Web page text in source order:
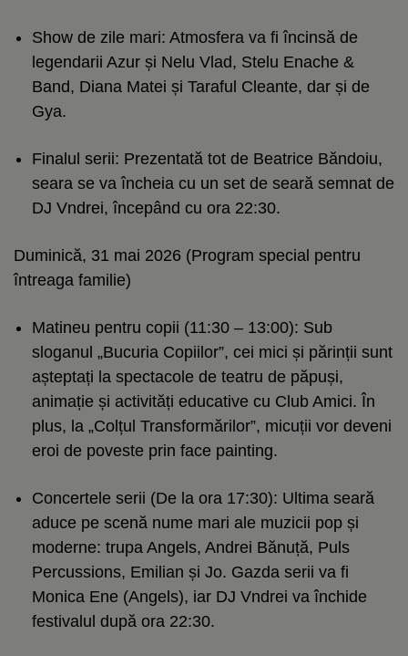
Show de zile mari: Atmosfera va fi încinsă de
legendarii Azur și Nelu Vlad, Stelu Enache &
Band, Diana Matei și Taraful Cleante, dar și de
Gya.
Finalul serii: Prezentată tot de Beatrice Băndoiu,
seara se va încheia cu un set de seară semnat de
DJ Vndrei, începând cu ora 22:30.
Duminică, 31 mai 2026 (Program special pentru
întreaga familie)
Matineu pentru copii (11:30 – 13:00): Sub
sloganul „Bucuria Copiilor”, cei mici și părinții sunt
așteptați la spectacole de teatru de păpuși,
animație și activități educative cu Club Amici. În
plus, la „Colțul Transformărilor”, micuții vor deveni
eroi de poveste prin face painting.
Concertele serii (De la ora 17:30): Ultima seară
aduce pe scenă nume mari ale muzicii pop și
moderne: trupa Angels, Andrei Bănuță, Puls
Percussions, Emilian și Jo. Gazda serii va fi
Monica Ene (Angels), iar DJ Vndrei va închide
festivalul după ora 22:30.